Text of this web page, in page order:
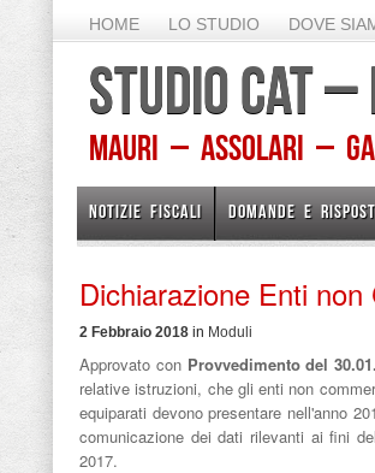
HOME LO STUDIO DOVE
STUDIO CAT
Mauri – Assolari –
NOTIZIE FISCALI DOMANDE E
Dichiarazione Enti
2 Febbraio 2018 in Moduli
Approvato con Provvedimento del
relative istruzioni, che gli enti non
equiparati devono presentare nell'anno
comunicazione dei dati rilevanti ai fini
2017.